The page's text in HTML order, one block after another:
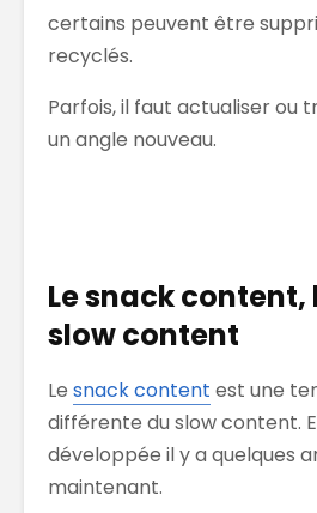
certains peuvent être
recyclés.
Parfois, il faut actualiser ou
un angle nouveau.
Le snack content,
slow content
Le snack content est une
différente du slow content.
développée il y a quelques
maintenant.